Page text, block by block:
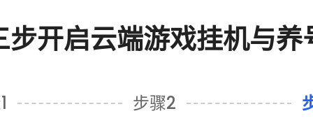
步开启云端游戏挂机与养
步骤2